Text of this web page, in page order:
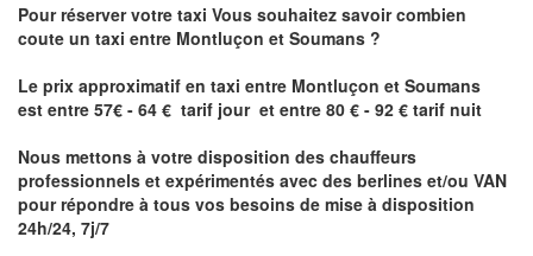
Pour réserver votre taxi Vous souhaitez savoircombien
coute un taxi entre Montluçon et Soumans ?
Le prix approximatif en taxi entre Montluçon et Soumans
est entre 57€ - 64 € tarif jour et entre 80 € - 92 € tarif nuit
Nous mettons à votre disposition des chauffeurs
professionnels et expérimentés avec des berlines et/ou VAN
pour répondre à tous vos besoins de mise à disposition
24h/24, 7j/7